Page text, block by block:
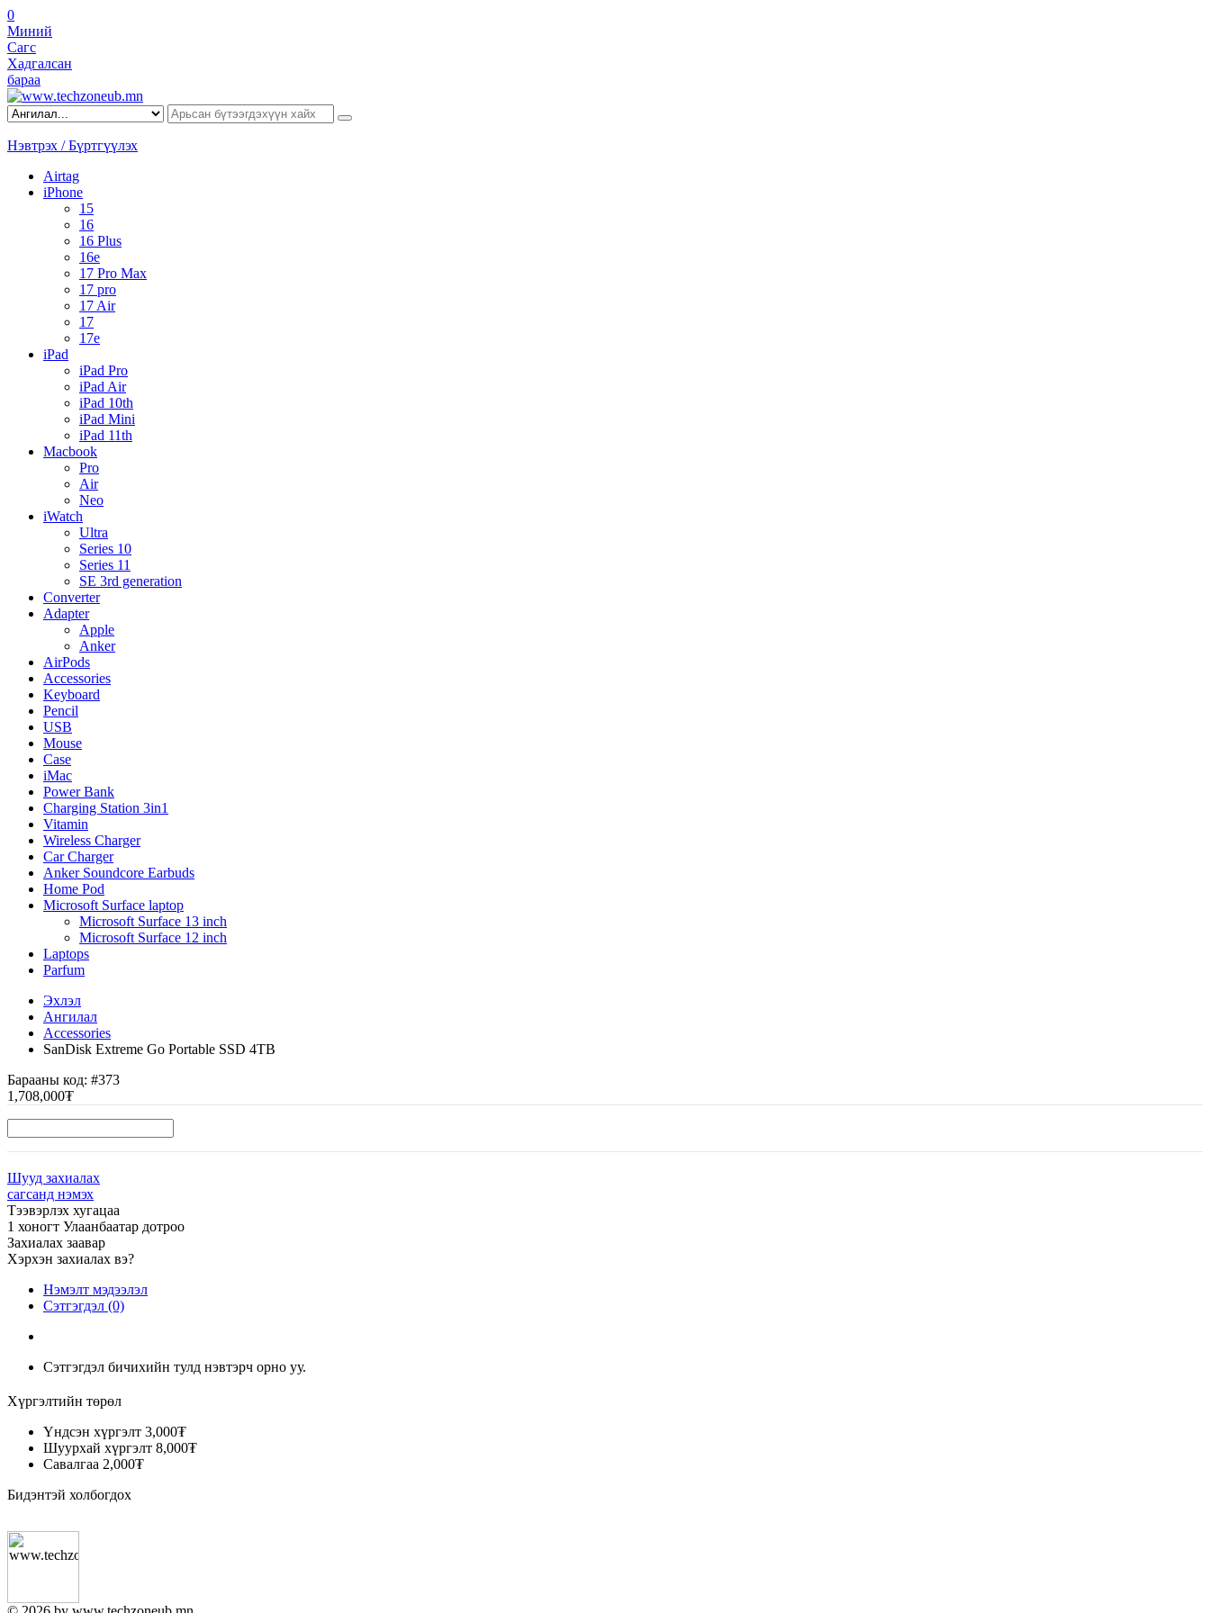
0
Миний
Сагс
Хадгалсан
бараа
Нэвтрэх / Бүртгүүлэх
Airtag
iPhone
15
16
16 Plus
16e
17 Pro Max
17 pro
17 Air
17
17e
iPad
iPad Pro
iPad Air
iPad 10th
iPad Mini
iPad 11th
Macbook
Pro
Air
Neo
iWatch
Ultra
Series 10
Series 11
SE 3rd generation
Converter
Adapter
Apple
Anker
AirPods
Accessories
Keyboard
Pencil
USB
Mouse
Case
iMac
Power Bank
Charging Station 3in1
Vitamin
Wireless Charger
Car Charger
Anker Soundcore Earbuds
Home Pod
Microsoft Surface laptop
Microsoft Surface 13 inch
Microsoft Surface 12 inch
Laptops
Parfum
Эхлэл
Ангилал
Accessories
SanDisk Extreme Go Portable SSD 4TB
Барааны код: #373
1,708,000₮
Шууд захиалах
сагсанд нэмэх
Тээвэрлэх хугацаа
1 хоногт Улаанбаатар дотроо
Захиалах заавар
Хэрхэн захиалах вэ?
Нэмэлт мэдээлэл
Сэтгэгдэл (0)
Сэтгэгдэл бичихийн тулд нэвтэрч орно уу.
Хүргэлтийн төрөл
Үндсэн хүргэлт 3,000₮
Шуурхай хүргэлт 8,000₮
Савалгаа 2,000₮
Бидэнтэй холбогдох